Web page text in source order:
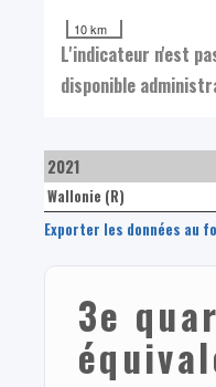
10 km
L'indicateur n'est
disponible
2021
Wallonie (R)
Exporter les données au
3e